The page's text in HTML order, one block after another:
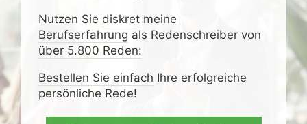
Nutzen Sie diskretmeine
Berufserfahrung als Redenschreiber von
über 5.800 Reden:
Bestellen Sie einfach Ihre erfolgreiche
persönliche Rede!